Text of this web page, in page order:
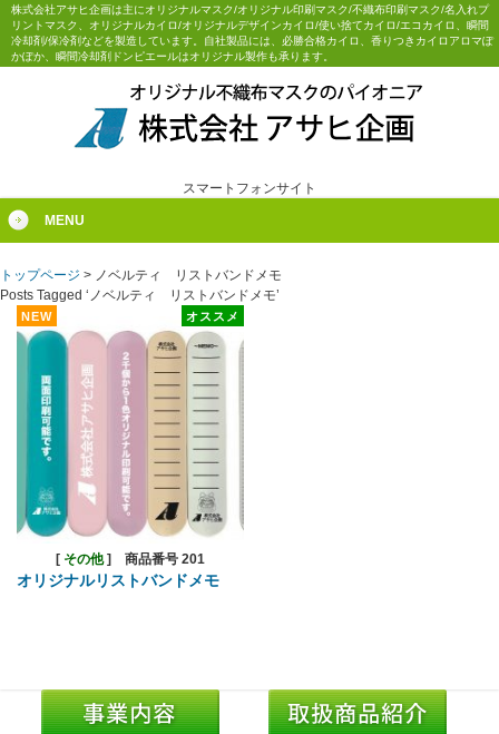
株式会社アサヒ企画は主にオリジナルマスク/オリジナル印刷マスク/不織布印刷マスク/名入れプ
リントマスク、オリジナルカイロ/オリジナルデザインカイロ/使い捨てカイロ/エコカイロ、瞬間
冷却剤/保冷剤などを製造しています。自社製品には、必勝合格カイロ、香りつきカイロアロマぽ
かぽか、瞬間冷却剤ドンピエールはオリジナル製作も承ります。
スマートフォンサイト
MENU
トップページ > ノベルティ リストバンドメモ
Posts Tagged ‘ノベルティ リストバンドメモ’
NEW オススメ
[ その他] 商品番号 201
オリジナルリストバンドメモ